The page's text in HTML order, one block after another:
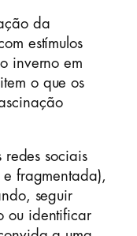
da
estímulos
inverno em
o que os
sociais
e fragmentada),
seguir
ou identificar